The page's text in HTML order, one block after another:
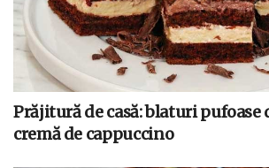
Prăjitură de casă: blaturi pufoase
cremă de cappuccino